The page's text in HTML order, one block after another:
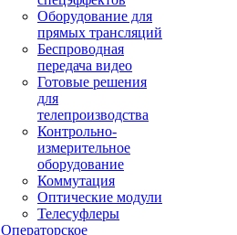
Оборудование для
прямых трансляций
Беспроводная
передача видео
Готовые решения
для
телепроизводства
Контрольно-
измерительное
оборудование
Коммутация
Оптические модули
Телесуфлеры
Операторское